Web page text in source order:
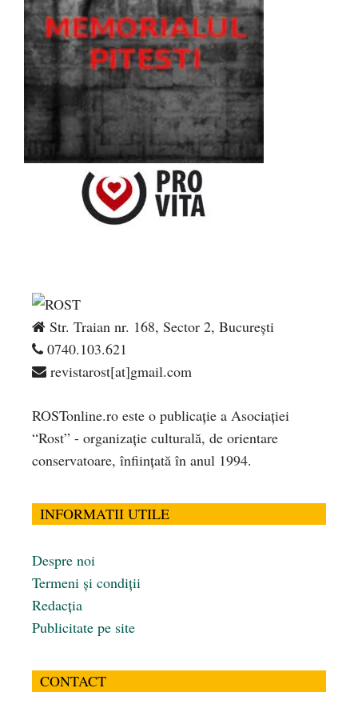
Str. Traian nr. 168, Sector 2, București
0740.103.621
revistarost[at]gmail.com
ROSTonline.ro este o publicaţie a Asociaţiei
“Rost” - organizaţie culturală, de orientare
conservatoare, înfiinţată în anul 1994.
INFORMATII UTILE
Despre noi
Termeni și condiții
Redacția
Publicitate pe site
CONTACT